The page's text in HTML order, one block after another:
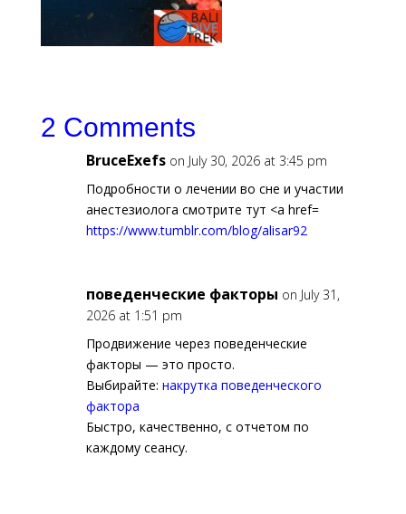
2 Comments
BruceExefs on July 30, 2026 at 3:45 pm
Подробности о лечении во сне и участии
анестезиолога смотрите тут <a href=
https://www.tumblr.com/blog/alisar92
поведенческие факторы on July 31,
2026 at 1:51 pm
Продвижение через поведенческие
факторы — это просто.
Выбирайте: накрутка поведенческого
фактора
Быстро, качественно, с отчетом по
каждому сеансу.